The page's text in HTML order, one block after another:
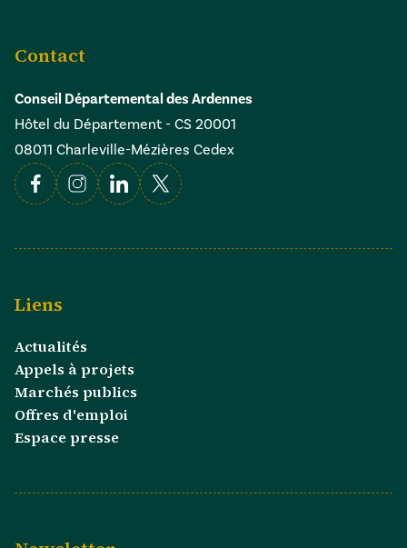
Contact
Conseil Départemental des Ardennes
Hôtel du Département - CS 20001
08011 Charleville-Mézières Cedex
FacebookInstagramLinkedin
X
Liens
Actualités
Appels à projets
Marchés publics
Offres d'emploi
Espace presse